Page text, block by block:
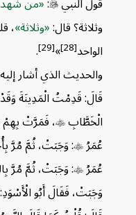
وثلاثة؟ قال: وثلاثة ،
الواحد[28]
»
[29]
.
والحديث الذي أشار
قَالَ: قَدِمْتُ الْمَدِينَةَ
الْخَطَّابِ، فَمَرَّتْ بِهِمْ
عُمَرُ: وَجَبَتْ، ثُمَّ مُرَّ
عُمَرُ: وَجَبَتْ، ثُمَّ مُرَّ
وَجَبَتْ، فَقَالَ أَبُو